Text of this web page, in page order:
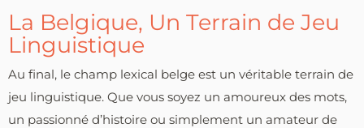
La Belgique, Un Terrain de Jeu
Linguistique
Au final, le champ lexical belge est un véritable terrain de
jeu linguistique. Que vous soyez un amoureux des mots,
un passionné d’histoire ou simplement un amateur de